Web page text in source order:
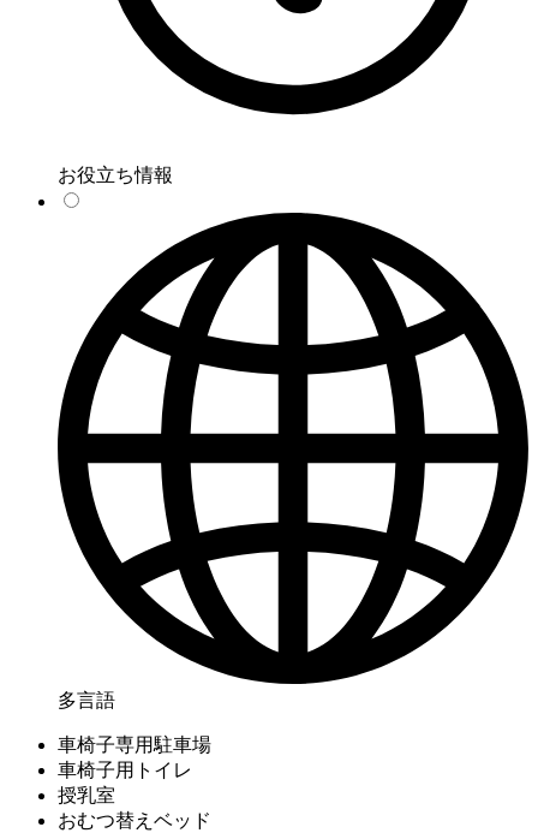
お役立ち情報
多言語
車椅子専用駐車場
車椅子用トイレ
授乳室
おむつ替えベッド